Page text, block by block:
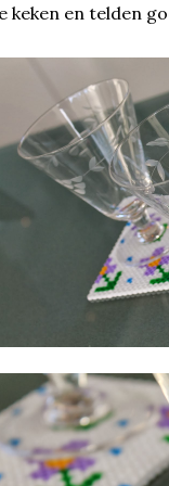
keken en telden